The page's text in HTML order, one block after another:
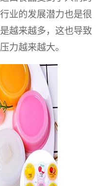
业的发展潜力也是很
越来越多，这也导致
力越来越大。